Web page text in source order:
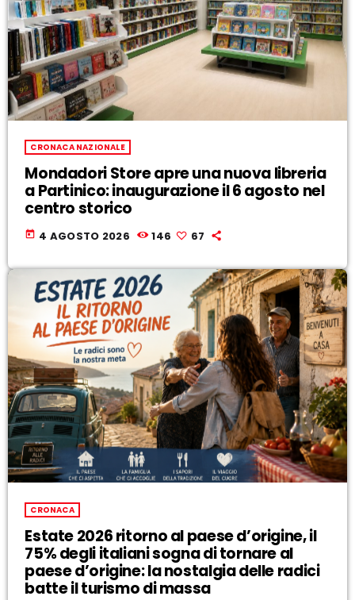
CRONACA NAZIONALE
Mondadori Store apre una nuova libreria
a Partinico: inaugurazione il 6 agosto nel
centro storico
today 4 AGOSTO 2026 146 67
CRONACA
Estate 2026 ritorno al paese d’origine, il
75% degli italiani sogna di tornare al
paese d’origine: la nostalgia delle radici
batte il turismo di massa